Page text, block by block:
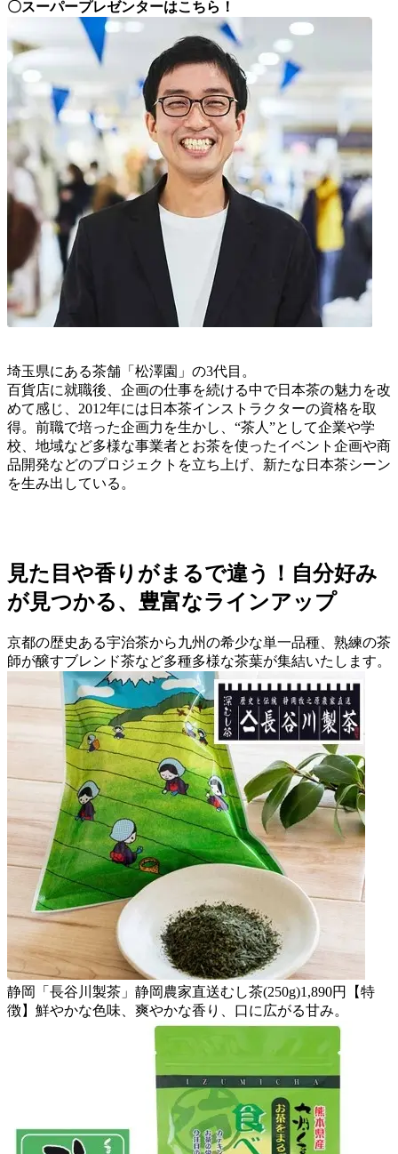
〇スーパープレゼンターはこちら！
埼玉県にある茶舗「松澤園」の3代目。
百貨店に就職後、企画の仕事を続ける中で日本茶の魅力を改
めて感じ、2012年には日本茶インストラクターの資格を取
得。前職で培った企画力を生かし、“茶人”として企業や学
校、地域など多様な事業者とお茶を使ったイベント企画や商
品開発などのプロジェクトを立ち上げ、新たな日本茶シーン
を生み出している。
見た目や香りがまるで違う！自分好み
が見つかる、豊富なラインアップ
京都の歴史ある宇治茶から九州の希少な単一品種、熟練の茶
師が醸すブレンド茶など多種多様な茶葉が集結いたします。
静岡「長谷川製茶」静岡農家直送むし茶(250g)1,890円【特
徴】鮮やかな色味、爽やかな香り、口に広がる甘み。